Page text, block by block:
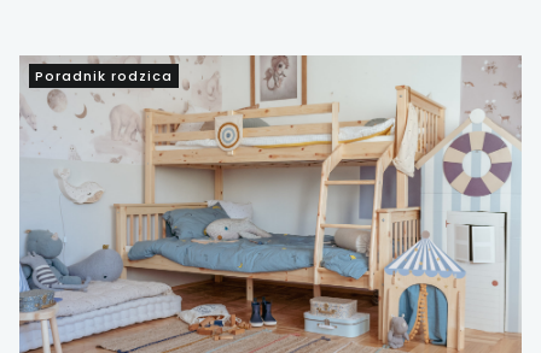
rodzeństwa i przy młodszych dzieciach.
Poradnik rodzica